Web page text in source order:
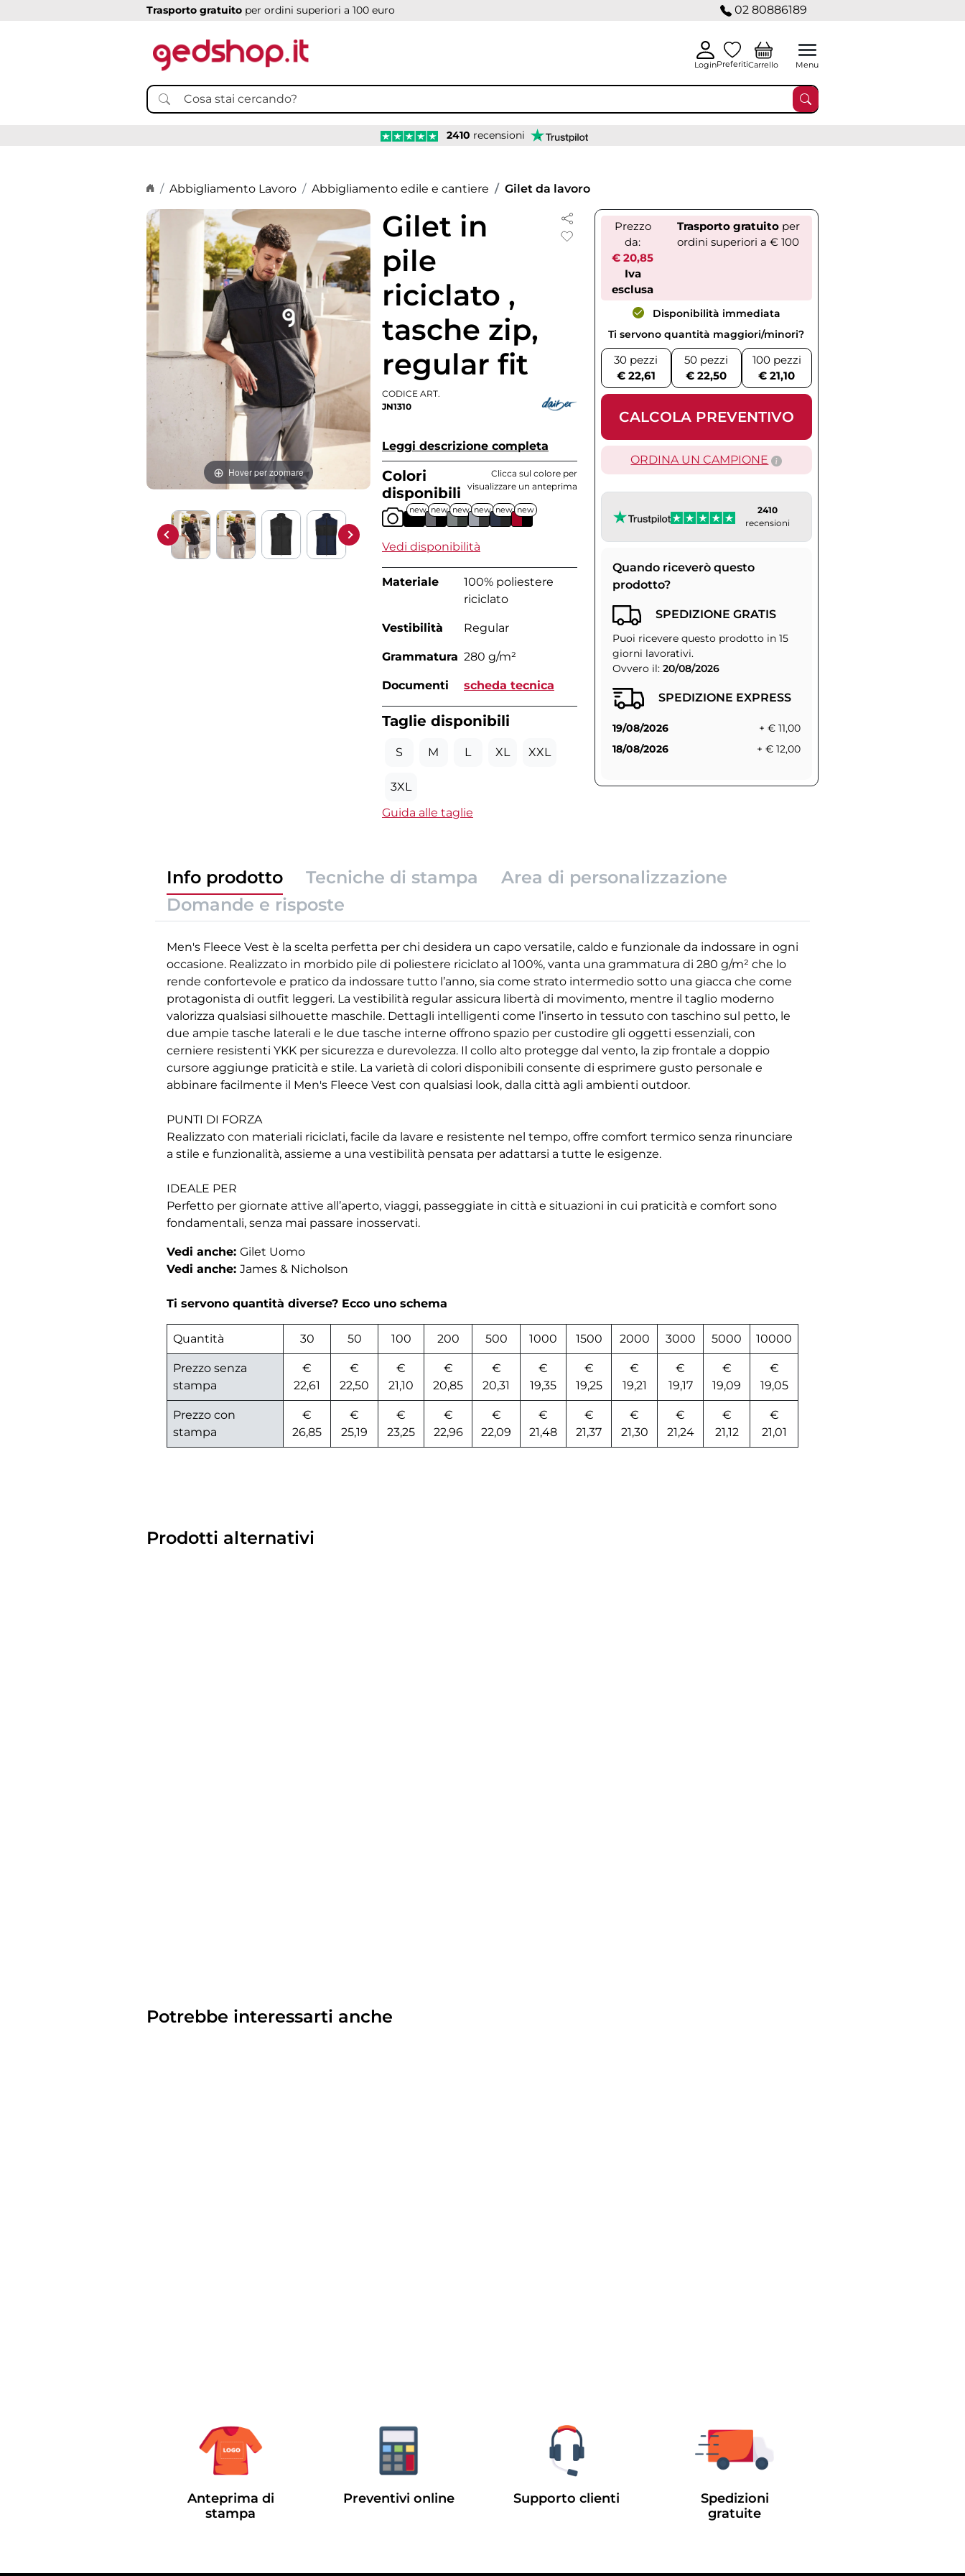
Trasporto gratuito per ordini superiori a 100 euro 02 80886189
LoginPreferitiCarrello Menu
2410 recensioni
Home page
Abbigliamento Lavoro Abbigliamento edile e cantiere Gilet da lavoro
Hover per zoomare
Gilet in
pile
riciclato ,
tasche zip,
regular fit
CODICE ART.
JN1310
Leggi descrizione completa
Colori
disponibili
Clicca sul colore per
visualizzare un anteprima
new new new new new new
Vedi disponibilità
Materiale
100% poliestere
riciclato
Vestibilità Regular
Grammatura 280 g/m²
Documenti scheda tecnica
Taglie disponibili
S M L XL XXL
3XL
Guida alle taglie
Prezzo
da:
€ 20,85
Iva
esclusa
Trasporto gratuitoper
ordini superiori a € 100
Disponibilità immediata
Ti servono quantità maggiori/minori?
30 pezzi
€ 22,61
50 pezzi
€ 22,50
100 pezzi
€ 21,10
CALCOLA PREVENTIVO
ORDINA UN CAMPIONE
2410
recensioni
Quando riceverò questo
prodotto?
SPEDIZIONE GRATIS
Puoi ricevere questo prodotto in 15
giorni lavorativi.
Ovvero il: 20/08/2026
SPEDIZIONE EXPRESS
19/08/2026
+ € 11,00
18/08/2026
+ € 12,00
Info prodotto Tecniche di stampa
Area di personalizzazione
Domande e risposte
Men's Fleece Vest è la scelta perfetta per chi desidera un capo versatile, caldo e funzionale da indossare in ogni
occasione. Realizzato in morbido pile di poliestere riciclato al 100%, vanta una grammatura di 280 g/m² che lo
rende confortevole e pratico da indossare tutto l’anno, sia come strato intermedio sotto una giacca che come
protagonista di outfit leggeri. La vestibilità regular assicura libertà di movimento, mentre il taglio moderno
valorizza qualsiasi silhouette maschile. Dettagli intelligenti come l’inserto in tessuto con taschino sul petto, le
due ampie tasche laterali e le due tasche interne offrono spazio per custodire gli oggetti essenziali, con
cerniere resistenti YKK per sicurezza e durevolezza. Il collo alto protegge dal vento, la zip frontale a doppio
cursore aggiunge praticità e stile. La varietà di colori disponibili consente di esprimere gusto personale e
abbinare facilmente il Men's Fleece Vest con qualsiasi look, dalla città agli ambienti outdoor.
PUNTI DI FORZA
Realizzato con materiali riciclati, facile da lavare e resistente nel tempo, offre comfort termico senza rinunciare
a stile e funzionalità, assieme a una vestibilità pensata per adattarsi a tutte le esigenze.
IDEALE PER
Perfetto per giornate attive all’aperto, viaggi, passeggiate in città e situazioni in cui praticità e comfort sono
fondamentali, senza mai passare inosservati.
Vedi anche: Gilet Uomo
Vedi anche: James & Nicholson
Ti servono quantità diverse? Ecco uno schema
Quantità 30 50 100 200 500 1000 1500 2000 3000 5000 10000
Prezzo senza
stampa
€
22,61
€
22,50
€
21,10
€
20,85
€
20,31
€
19,35
€
19,25
€
19,21
€
19,17
€
19,09
€
19,05
Prezzo con
stampa
€
26,85
€
25,19
€
23,25
€
22,96
€
22,09
€
21,48
€
21,37
€
21,30
€
21,24
€
21,12
€
21,01
Prodotti alternativi
Potrebbe interessarti anche
Anteprima di
stampa
Preventivi online Supporto clienti
Spedizioni
gratuite